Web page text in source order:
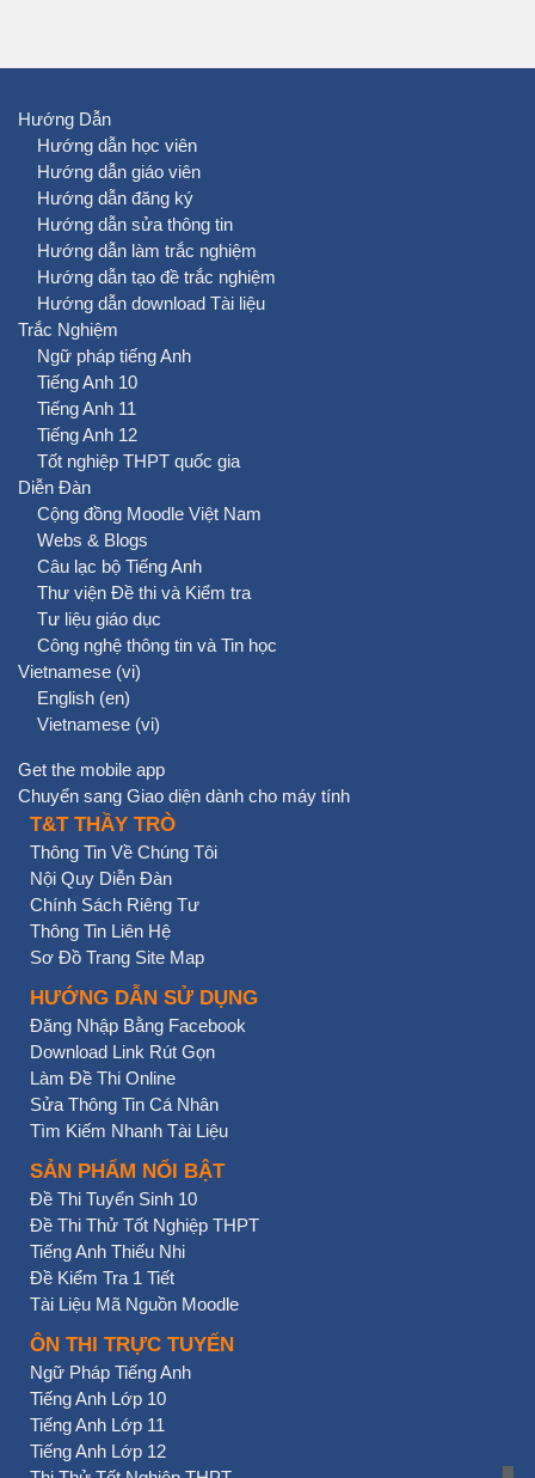
Hướng Dẫn
Hướng dẫn học viên
Hướng dẫn giáo viên
Hướng dẫn đăng ký
Hướng dẫn sửa thông tin
Hướng dẫn làm trắc nghiệm
Hướng dẫn tạo đề trắc nghiệm
Hướng dẫn download Tài liệu
Trắc Nghiệm
Ngữ pháp tiếng Anh
Tiếng Anh 10
Tiếng Anh 11
Tiếng Anh 12
Tốt nghiệp THPT quốc gia
Diễn Đàn
Cộng đồng Moodle Việt Nam
Webs & Blogs
Câu lạc bộ Tiếng Anh
Thư viện Đề thi và Kiểm tra
Tư liệu giáo dục
Công nghệ thông tin và Tin học
Vietnamese ‎(vi)‎
English ‎(en)‎
Vietnamese ‎(vi)‎
Get the mobile app
Chuyển sang Giao diện dành cho máy tính
T&T THẦY TRÒ
Thông Tin Về Chúng Tôi
Nội Quy Diễn Đàn
Chính Sách Riêng Tư
Thông Tin Liên Hệ
Sơ Đồ Trang Site Map
HƯỚNG DẪN SỬ DỤNG
Đăng Nhập Bằng Facebook
Download Link Rút Gọn
Làm Đề Thi Online
Sửa Thông Tin Cá Nhân
Tìm Kiếm Nhanh Tài Liệu
SẢN PHẨM NỔI BẬT
Đề Thi Tuyển Sinh 10
Đề Thi Thử Tốt Nghiệp THPT
Tiếng Anh Thiếu Nhi
Đề Kiểm Tra 1 Tiết
Tài Liệu Mã Nguồn Moodle
ÔN THI TRỰC TUYẾN
Ngữ Pháp Tiếng Anh
Tiếng Anh Lớp 10
Tiếng Anh Lớp 11
Tiếng Anh Lớp 12